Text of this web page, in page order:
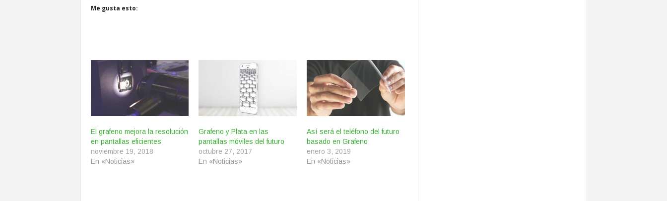
Me gusta esto:
El grafeno mejora la resolución
en pantallas eficientes
noviembre 19, 2018
En «Noticias»
Grafeno y Plata en las
pantallas móviles del futuro
octubre 27, 2017
En «Noticias»
Así será el teléfono del futuro
basado en Grafeno
enero 3, 2019
En «Noticias»